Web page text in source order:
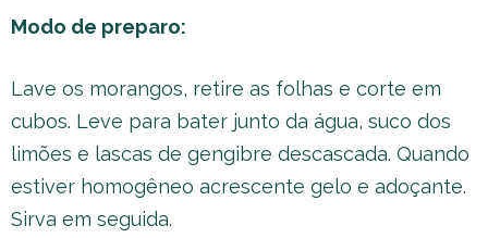
Modo de preparo:
Lave os morangos, retire as folhas e corte em
cubos. Leve para bater junto da água, suco dos
limões e lascas de gengibre descascada. Quando
estiver homogêneo acrescente gelo e adoçante.
Sirva em seguida.